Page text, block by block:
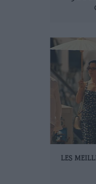
LES